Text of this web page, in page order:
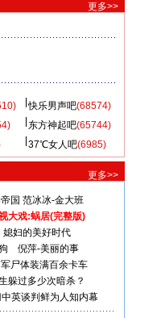
更多>>
快乐男声吧(68574)
东方神起吧(65744)
37℃女人吧(6985)
更多>>
国 范冰冰-金大班
大戏:蜗居(完整版)
媳妇的美好时代
倪萍-美丽的事
尸体装满百余卡车
躲过多少次暗杀？
英谈判鲜为人知内幕